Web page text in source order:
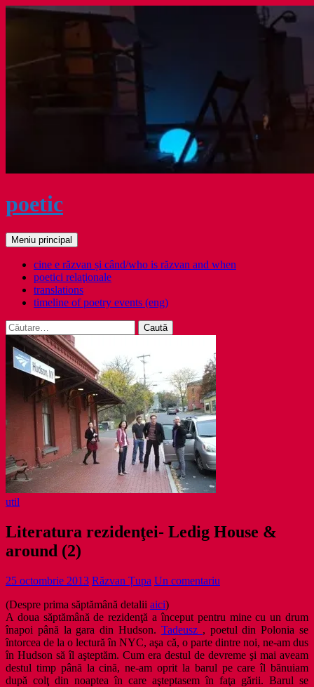
Sari
poetic
Caută
Meniu principal
cine e răzvan și când/who is răzvan and when
poetici relaţionale
translations
timeline of poetry events (eng)
Caută
după:
util
Literatura rezidenţei- Ledig House &
around (2)
25 octombrie 2013 Răzvan Țupa Un comentariu
(Despre prima săptămână detalii aici)
A doua săptămână de rezidenţă a început pentru mine cu un drum
înapoi până la gara din Hudson. Tadeusz , poetul din Polonia se
întorcea de la o lectură în NYC, aşa că, o parte dintre noi, ne-am dus
în Hudson să îl aşteptăm. Cum era destul de devreme şi mai aveam
destul timp până la cină, ne-am oprit la barul pe care îl bănuiam
după colţ din noaptea în care aşteptasem în faţa gării. Barul se